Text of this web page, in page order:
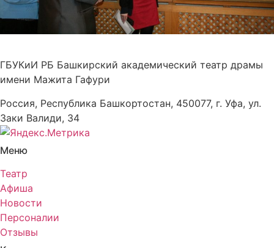
ГБУКиИ РБ Башкирский академический театр драмы
имени Мажита Гафури
Россия, Республика Башкортостан, 450077, г. Уфа, ул.
Заки Валиди, 34
Меню
Театр
Афиша
Новости
Персоналии
Отзывы